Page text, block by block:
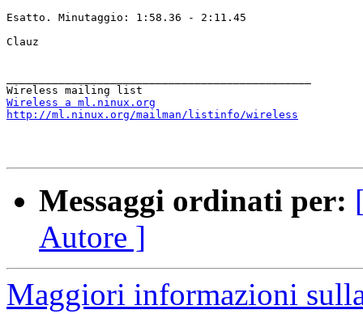
Esatto. Minutaggio: 1:58.36 - 2:11.45
Clauz
Wireless a ml.ninux.org
http://ml.ninux.org/mailman/listinfo/wireless
Messaggi ordinati per:
Autore ]
Maggiori informazioni